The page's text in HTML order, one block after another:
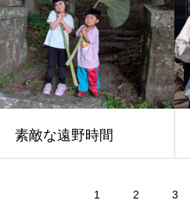
素敵な遠野時間
1 2 3